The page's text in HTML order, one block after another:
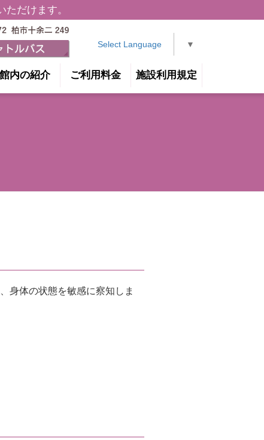
だけます。
Select Language ▼
館内の紹介 ご利用料金 施設利用規定
身体の状態を敏感に察知しま